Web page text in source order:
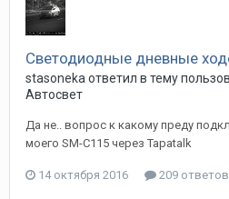
Светодиодные дневные
stasoneka ответил в тему
Автосвет
Да не.. вопрос к какому преду
моего SM-C115 через Tapatalk
14 октября 2016 209 ответов